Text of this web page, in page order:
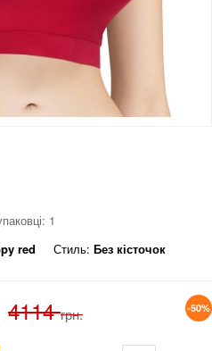
1
red Стиль: Без кісточок
4114 грн. -50%